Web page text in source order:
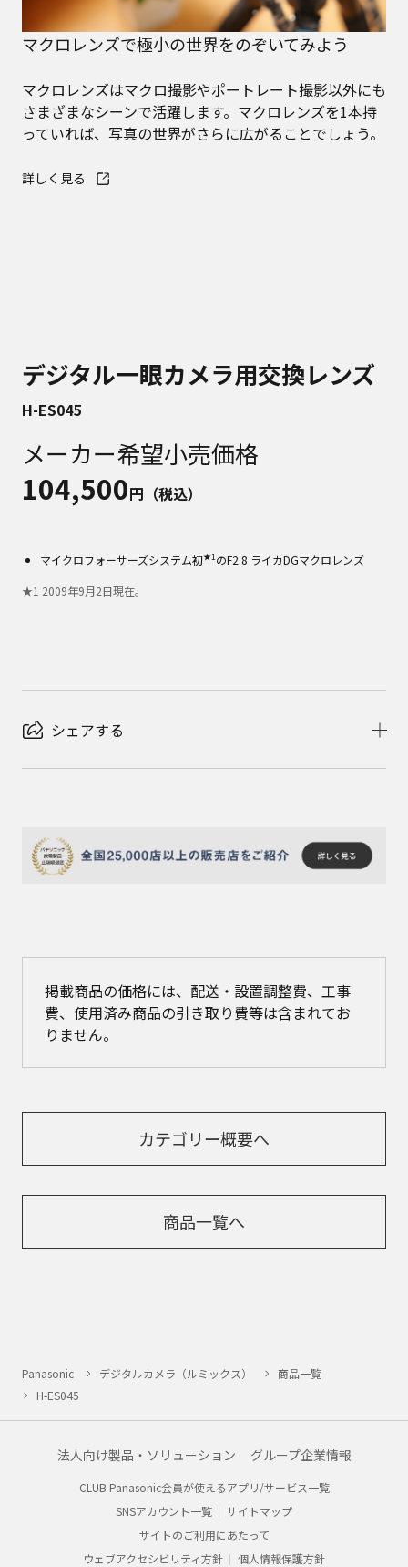
マクロレンズで極小の世界をのぞいてみよう
マクロレンズはマクロ撮影やポートレート撮影以外にも
さまざまなシーンで活躍します。マクロレンズを1本持
っていれば、写真の世界がさらに広がることでしょう。
詳しく見る
デジタル一眼カメラ用交換レンズ
H-ES045
メーカー希望小売価格
104,500円（税込）
マイクロフォーサーズシステム初★1のF2.8 ライカDGマクロレンズ
★1 2009年9月2日現在。
シェアする
掲載商品の価格には、配送・設置調整費、工事
費、使用済み商品の引き取り費等は含まれてお
りません。
カテゴリー概要へ
商品一覧へ
Panasonic デジタルカメラ（ルミックス）
商品一覧
H-ES045
法人向け製品・ソリューション グループ企業情報
CLUB Panasonic会員が使えるアプリ/サービス一覧
SNSアカウント一覧
サイトマップ
サイトのご利用にあたって
ウェブアクセシビリティ方針
個人情報保護方針